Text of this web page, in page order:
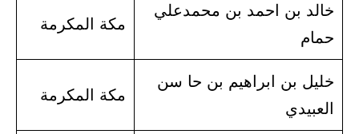
خالد بن احمد بن محمدعلي
حمام
مكة المكرمة
خليل بن ابراهيم بن حا سن
العبيدي
مكة المكرمة